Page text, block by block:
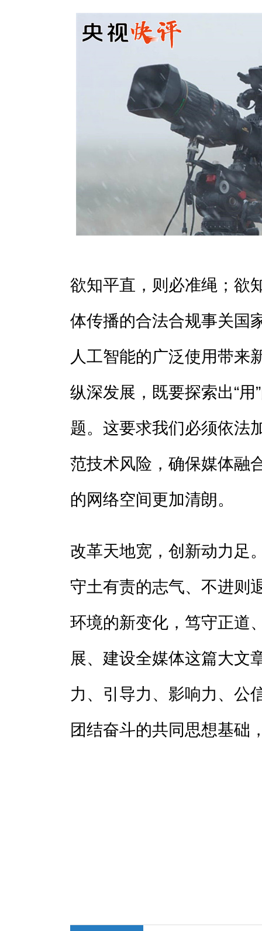
欲知平直，则必准绳；欲
体传播的合法合规事关国
人工智能的广泛使用带来
纵深发展，既要探索出“用
题。这要求我们必须依法
范技术风险，确保媒体融
的网络空间更加清朗。
改革天地宽，创新动力足
守土有责的志气、不进则
环境的新变化，笃守正道
展、建设全媒体这篇大文
力、引导力、影响力、公
团结奋斗的共同思想基础